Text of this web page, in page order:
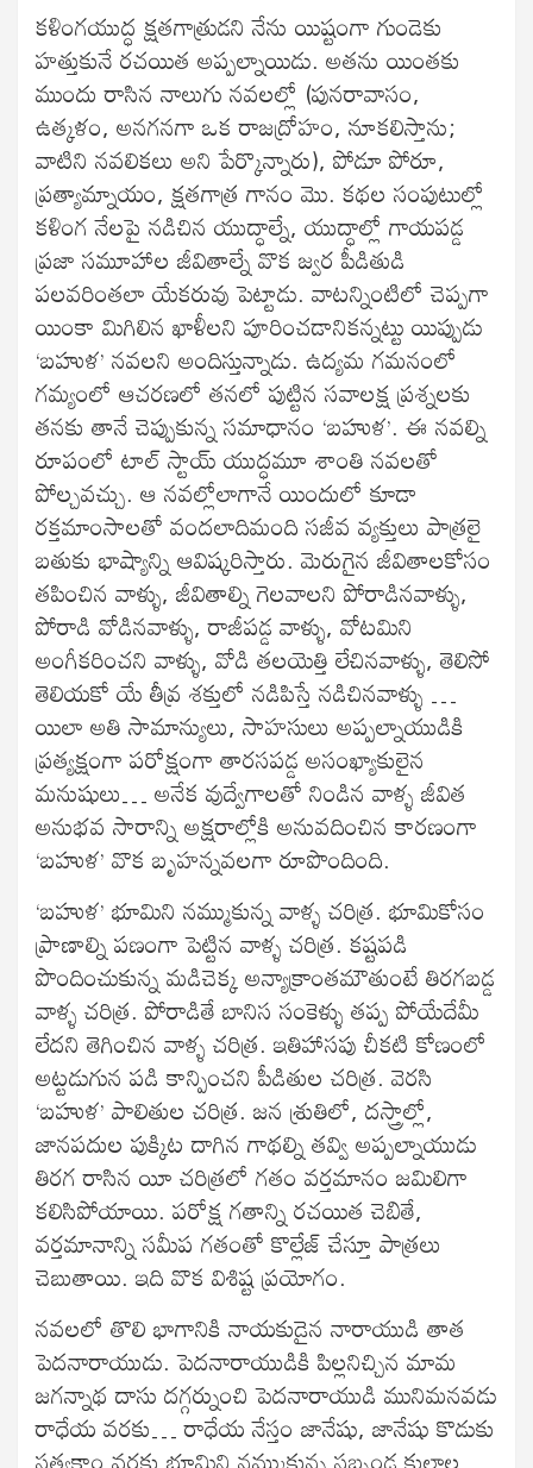
కళింగయుద్ధ క్షతగాత్రుడని నేను యిష్టంగా గుండెకు
హత్తుకునే రచయిత అప్పల్నాయిడు. అతను యింతకు
ముందు రాసిన నాలుగు నవలల్లో (పునరావాసం,
ఉత్కళం, అనగనగా ఒక రాజద్రోహం, నూకలిస్తాను;
వాటిని నవలికలు అని పేర్కొన్నారు), పోడూ పోరూ,
ప్రత్యామ్నాయం, క్షతగాత్ర గానం మొ. కథల సంపుటుల్లో
కళింగ నేలపై నడిచిన యుద్ధాల్నే, యుద్ధాల్లో గాయపడ్డ
ప్రజా సమూహాల జీవితాల్నే వొక జ్వర పీడితుడి
పలవరింతలా యేకరువు పెట్టాడు. వాటన్నింటిలో చెప్పగా
యింకా మిగిలిన ఖాళీలని పూరించడానికన్నట్టు యిప్పుడు
‘బహుళ’ నవలని అందిస్తున్నాడు. ఉద్యమ గమనంలో
గమ్యంలో ఆచరణలో తనలో పుట్టిన సవాలక్ష ప్రశ్నలకు
తనకు తానే చెప్పుకున్న సమాధానం ‘బహుళ’. ఈ నవల్ని
రూపంలో టాల్ స్టాయ్ యుద్ధమూ శాంతి నవలతో
పోల్చవచ్చు. ఆ నవల్లోలాగానే యిందులో కూడా
రక్తమాంసాలతో వందలాదిమంది సజీవ వ్యక్తులు పాత్రలై
బతుకు భాష్యాన్ని ఆవిష్కరిస్తారు. మెరుగైన జీవితాలకోసం
తపించిన వాళ్ళు, జీవితాల్ని గెలవాలని పోరాడినవాళ్ళు,
పోరాడి వోడినవాళ్ళు, రాజీపడ్డ వాళ్ళు, వోటమిని
అంగీకరించని వాళ్ళు, వోడి తలయెత్తి లేచినవాళ్ళు, తెలిసో
తెలియకో యే తీవ్ర శక్తులో నడిపిస్తే నడిచినవాళ్ళు …
యిలా అతి సామాన్యులు, సాహసులు అప్పల్నాయుడికి
ప్రత్యక్షంగా పరోక్షంగా తారసపడ్డ అసంఖ్యాకులైన
మనుషులు… అనేక వుద్వేగాలతో నిండిన వాళ్ళ జీవిత
అనుభవ సారాన్ని అక్షరాల్లోకి అనువదించిన కారణంగా
‘బహుళ’ వొక బృహన్నవలగా రూపొందింది.
‘బహుళ’ భూమిని నమ్ముకున్న వాళ్ళ చరిత్ర. భూమికోసం
ప్రాణాల్ని పణంగా పెట్టిన వాళ్ళ చరిత్ర. కష్టపడి
పొందించుకున్న మడిచెక్క అన్యాక్రాంతమౌతుంటే తిరగబడ్డ
వాళ్ళ చరిత్ర. పోరాడితే బానిస సంకెళ్ళు తప్ప పోయేదేమీ
లేదని తెగించిన వాళ్ళ చరిత్ర. ఇతిహాసపు చీకటి కోణంలో
అట్టడుగున పడి కాన్పించని పీడితుల చరిత్ర. వెరసి
‘బహుళ’ పాలితుల చరిత్ర. జన శ్రుతిలో, దస్త్రాల్లో,
జానపదుల పుక్కిట దాగిన గాథల్ని తవ్వి అప్పల్నాయుడు
తిరగ రాసిన యీ చరిత్రలో గతం వర్తమానం జమిలిగా
కలిసిపోయాయి. పరోక్ష గతాన్ని రచయిత చెబితే,
వర్తమానాన్ని సమీప గతంతో కొల్లేజ్ చేస్తూ పాత్రలు
చెబుతాయి. ఇది వొక విశిష్ట ప్రయోగం.
నవలలో తొలి భాగానికి నాయకుడైన నారాయుడి తాత
పెదనారాయుడు. పెదనారాయుడికి పిల్లనిచ్చిన మామ
జగన్నాథ దాసు దగ్గర్నుంచి పెదనారాయుడి మునిమనవడు
రాధేయ వరకు… రాధేయ నేస్తం జానేషు, జానేషు కొడుకు